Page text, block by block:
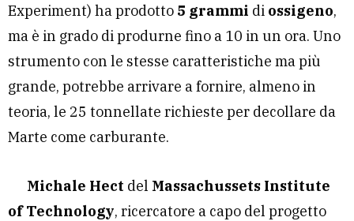
Experiment) ha prodotto 5 grammi di ossigeno,
ma è in grado di produrne fino a 10 in un ora. Uno
strumento con le stesse caratteristiche ma più
grande, potrebbe arrivare a fornire, almeno in
teoria, le 25 tonnellate richieste per decollare da
Marte come carburante.
Michale Hect del Massachussets Institute
of Technology, ricercatore a capo del progetto